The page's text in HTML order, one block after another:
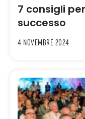
7 consigli
successo
4 Novembre 2024